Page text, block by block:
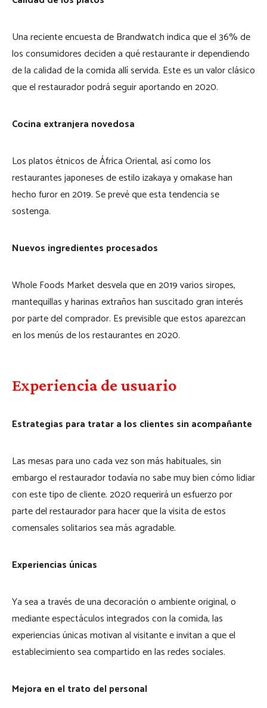
Una reciente encuesta de Brandwatch indica que el 36% de
los consumidores deciden a qué restaurante ir dependiendo
de la calidad de la comida allí servida. Este es un valor clásico
que el restaurador podrá seguir aportando en 2020.
Cocina extranjera novedosa
Los platos étnicos de África Oriental, así como los
restaurantes japoneses de estilo izakaya y omakase han
hecho furor en 2019. Se prevé que esta tendencia se
sostenga.
Nuevos ingredientes procesados
Whole Foods Market desvela que en 2019 varios siropes,
mantequillas y harinas extraños han suscitado gran interés
por parte del comprador. Es previsible que estos aparezcan
en los menús de los restaurantes en 2020.
Experiencia de usuario
Estrategias para tratar a los clientes sin acompañante
Las mesas para uno cada vez son más habituales, sin
embargo el restaurador todavía no sabe muy bien cómo lidiar
con este tipo de cliente. 2020 requerirá un esfuerzo por
parte del restaurador para hacer que la visita de estos
comensales solitarios sea más agradable.
Experiencias únicas
Ya sea a través de una decoración o ambiente original, o
mediante espectáculos integrados con la comida, las
experiencias únicas motivan al visitante e invitan a que el
establecimiento sea compartido en las redes sociales.
Mejora en el trato del personal